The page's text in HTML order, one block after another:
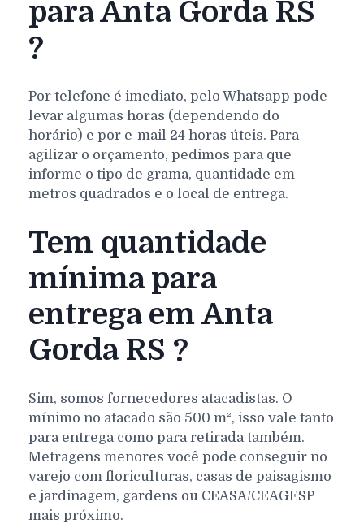
para Anta Gorda RS
?
Por telefone é imediato, pelo Whatsapp pode
levar algumas horas (dependendo do
horário) e por e-mail 24 horas úteis. Para
agilizar o orçamento, pedimos para que
informe o tipo de grama, quantidade em
metros quadrados e o local de entrega.
Tem quantidade
mínima para
entrega em Anta
Gorda RS ?
Sim, somos fornecedores atacadistas. O
mínimo no atacado são 500 m², isso vale tanto
para entrega como para retirada também.
Metragens menores você pode conseguir no
varejo com floriculturas, casas de paisagismo
e jardinagem, gardens ou CEASA/CEAGESP
mais próximo.